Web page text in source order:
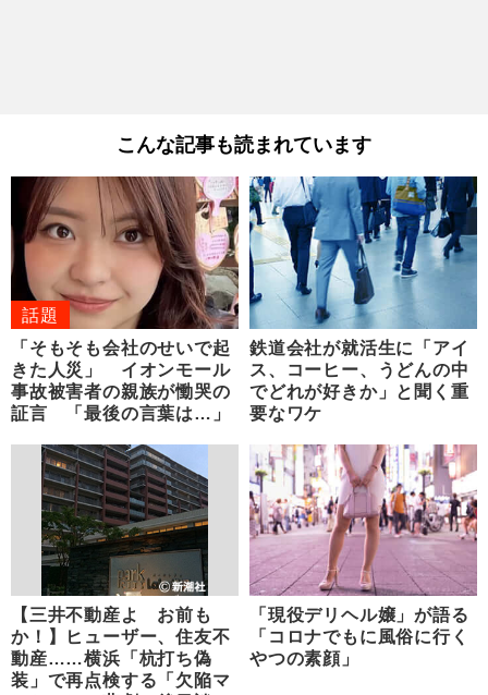
こんな記事も読まれています
話題
「そもそも会社のせいで起
きた人災」 イオンモール
事故被害者の親族が慟哭の
証言 「最後の言葉は…」
鉄道会社が就活生に「アイ
ス、コーヒー、うどんの中
でどれが好きか」と聞く重
要なワケ
【三井不動産よ お前も
か！】ヒューザー、住友不
動産……横浜「杭打ち偽
装」で再点検する「欠陥マ
「現役デリヘル嬢」が語る
「コロナでもに風俗に行く
やつの素顔」